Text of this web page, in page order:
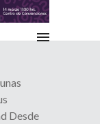
Desde